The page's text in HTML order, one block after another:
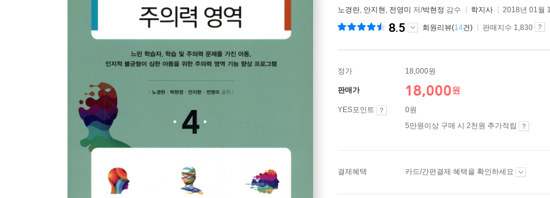
노경란, 안지현 , 전영미 저/박현정 감수 학지사 2018년 01월
8.5 회원리뷰(14건) 판매지수 1,830
정가 18,000원
판매가 18,000원
YES포인트
0원
5만원이상 구매 시 2천원 추가적립
결제혜택 카드/간편결제 혜택을 확인하세요